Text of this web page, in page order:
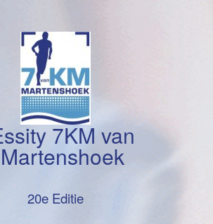
7KM van
Martenshoek
20e Editie